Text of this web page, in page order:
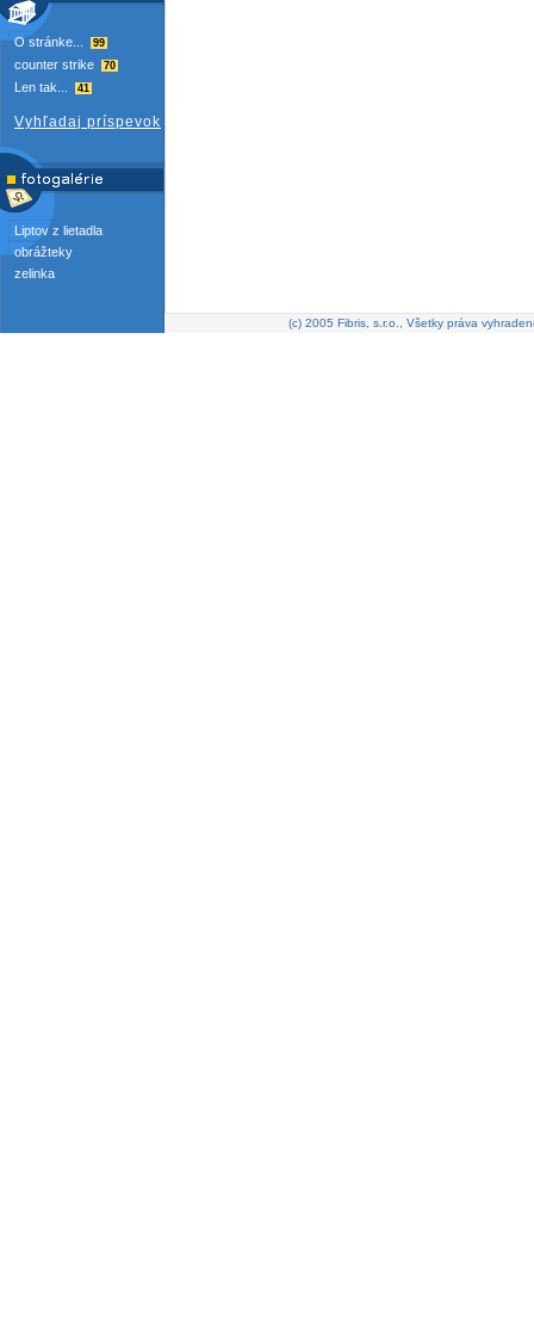
O stránke... 99
counter strike 70
Len tak... 41
Vyhľadaj príspevok
Liptov z lietadla
obrážteky
zelinka
(c) 2005 Fibris, s.r.o., Všetky práva